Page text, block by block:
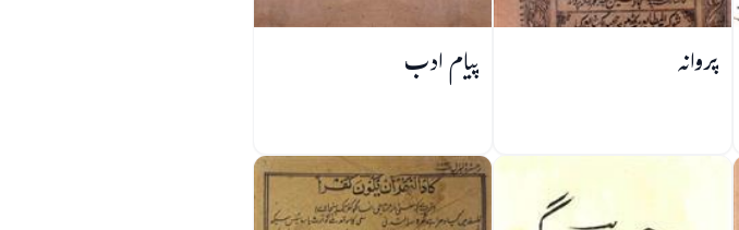
پروانہ پیام ادب